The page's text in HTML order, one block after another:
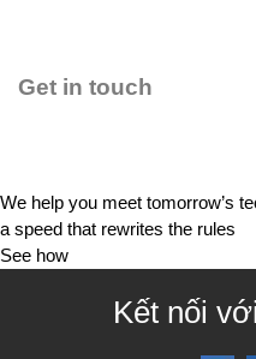
Get in touch
We help you meet tomorrow’s
a speed that rewrites the rules
See how
Kết nối